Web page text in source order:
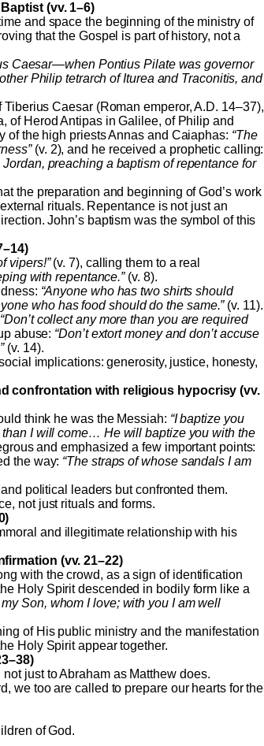
(vv. 1–6)
and space the beginning of the ministry of
that the Gospel is part of history, not a
Caesar—when Pontius Pilate was governor
Philip tetrarch of Iturea and Traconitis, and
Caesar (Roman emperor, A.D. 14–37),
of Herod Antipas in Galilee, of Philip and
of the high priests Annas and Caiaphas: “The
(v. 2), and he received a prophetic calling:
preaching a baptism of repentance for
the preparation and beginning of God’s work
rituals. Repentance is not just an
John’s baptism was the symbol of this
vipers!”(v. 7), calling them to a real
with repentance.”(v. 8).
“Anyone who has two shirts should
who has food should do the same.”(v. 11).
“Don’t collect any more than you are required
abuse: “Don’t extort money and don’t accuse
(v. 14).
implications: generosity, justice, honesty,
confrontation with religious hypocrisy (vv.
think he was the Messiah: “I baptize you
I will come… He will baptize you with the
and emphasized a few important points:
the way: “The straps of whose sandals I am
political leaders but confronted them.
not just rituals and forms.
and illegitimate relationship with his
(vv. 21–22)
with the crowd, as a sign of identification
Holy Spirit descended in bodily form like a
my Son, whom I love; with you I am well
of His public ministry and the manifestation
Holy Spirit appear together.
just to Abraham as Matthew does.
we too are called to prepare our hearts for the
of God.